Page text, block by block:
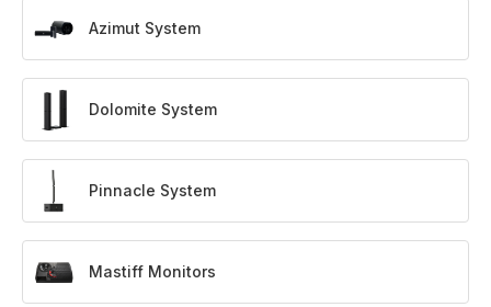
Azimut System
Dolomite System
Pinnacle System
Mastiff Monitors